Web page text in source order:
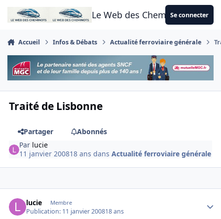
Aller au contenu
Le Web des CheminotsSe connecter
Accueil Infos & Débats Actualité ferroviaire générale
Traité de Lisbonne
Partager
Abonnés
Par lucie
11 janvier 200818 ans dansActualité ferroviaire générale
lucie Membre
Publication: 11 janvier 200818 ans